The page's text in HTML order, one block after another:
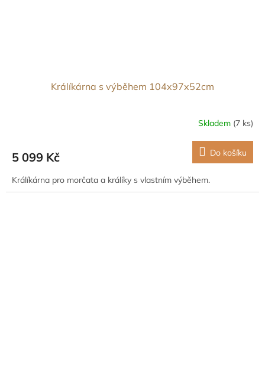
Králíkárna s výběhem 104x97x52cm
Skladem (7 ks)
5 099 Kč Do košíku
Králíkárna pro morčata a králíky s vlastním výběhem.